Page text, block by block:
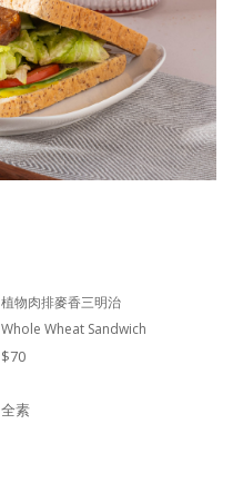
植物肉排麥香三明治
Whole Wheat Sandwich
$70
全素